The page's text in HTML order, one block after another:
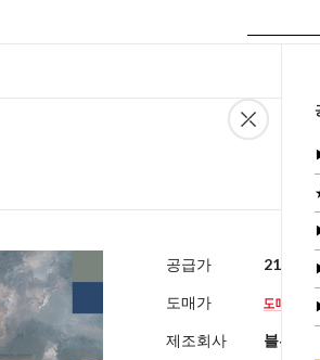
공급가
도매가
제조회사 블루모